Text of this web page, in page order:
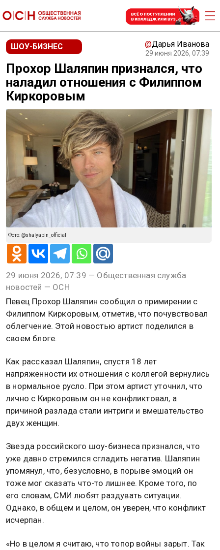
ШОУ-БИЗНЕС @Дарья Иванова
29 июня 2026, 07:39
Прохор Шаляпин признался, что
наладил отношения с Филиппом
Киркоровым
Фото: @shalyapin_official
29 июня 2026, 07:39 — Общественная служба
новостей — ОСН
Певец Прохор Шаляпин сообщил о примирении с
Филиппом Киркоровым, отметив, что почувствовал
облегчение. Этой новостью артист поделился в
своем блоге.
Как рассказал Шаляпин, спустя 18 лет
напряженности их отношения с коллегой вернулись
в нормальное русло. При этом артист уточнил, что
лично с Киркоровым он не конфликтовал, а
причиной разлада стали интриги и вмешательство
двух женщин.
Звезда российского шоу-бизнеса признался, что
уже давно стремился сгладить негатив. Шаляпин
упомянул, что, безусловно, в порыве эмоций он
тоже мог сказать что-то лишнее. Кроме того, по
его словам, СМИ любят раздувать ситуации.
Однако, в общем и целом, он уверен, что конфликт
исчерпан.
«Но в целом я считаю, что топор войны зарыт. Так